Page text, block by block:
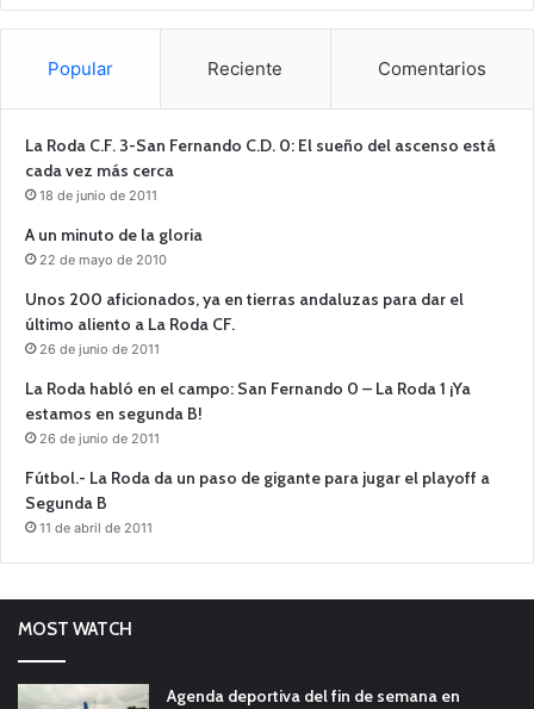
Popular Reciente Comentarios
La Roda C.F. 3-San Fernando C.D. 0: El sueño del ascenso está
cada vez más cerca
18 de junio de 2011
A un minuto de la gloria
22 de mayo de 2010
Unos 200 aficionados, ya en tierras andaluzas para dar el
último aliento a La Roda CF.
26 de junio de 2011
La Roda habló en el campo: San Fernando 0 – La Roda 1 ¡Ya
estamos en segunda B!
26 de junio de 2011
Fútbol.- La Roda da un paso de gigante para jugar el playoff a
Segunda B
11 de abril de 2011
MOST WATCH
Agenda deportiva del fin de semana en